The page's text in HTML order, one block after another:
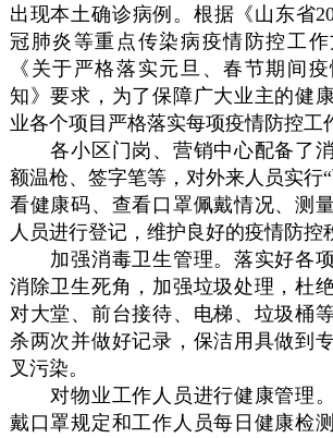
出现本土确诊病例。根据《山东省
冠肺炎等重点传染病疫情防控工
《关于严格落实元旦、春节期间
知》要求，为了保障广大业主的健
业各个项目严格落实每项疫情防控工
各小区门岗、营销中心配备了消
额温枪、签字笔等，对外来人员实行
看健康码、查看口罩佩戴情况、测
人员进行登记，维护良好的疫情防控
加强消毒卫生管理。落实好各项
消除卫生死角，加强垃圾处理，杜
对大堂、前台接待、电梯、垃圾桶
杀两次并做好记录，保洁用具做到
叉污染。
对物业工作人员进行健康管理。
戴口罩规定和工作人员每日健康检